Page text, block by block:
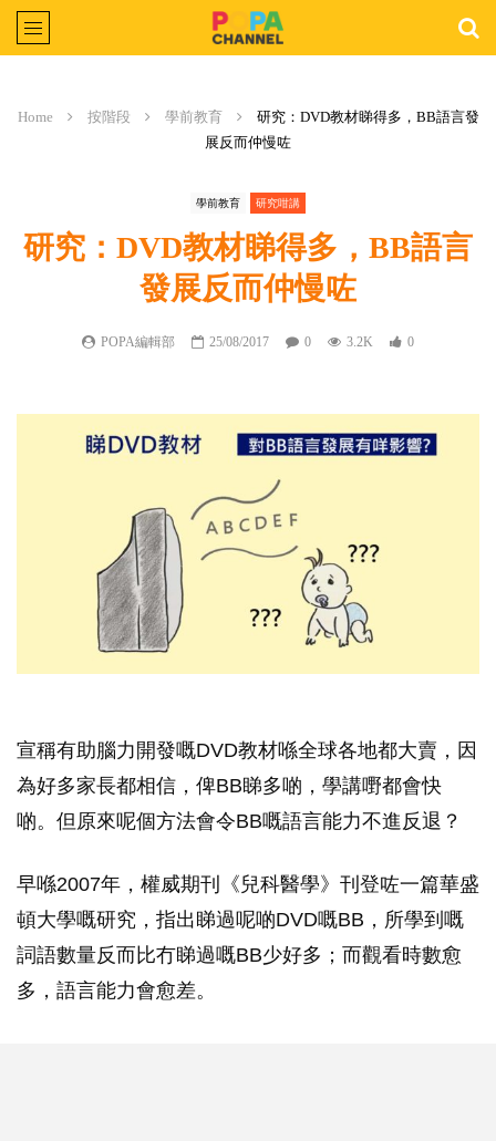
Home 按階段 學前教育
研究：DVD教材睇得多，BB語言發
展反而仲慢咗
學前教育 研究咁講
研究：DVD教材睇得多，BB語言
發展反而仲慢咗
POPA編輯部 25/08/2017 0 3.2K 0
宣稱有助腦力開發嘅DVD教材喺全球各地都大賣，因
為好多家長都相信，俾BB睇多啲，學講嘢都會快
啲。但原來呢個方法會令BB嘅語言能力不進反退？
早喺2007年，權威期刊《兒科醫學》刊登咗一篇華盛
頓大學嘅研究，指出睇過呢啲DVD嘅BB，所學到嘅
詞語數量反而比冇睇過嘅BB少好多；而觀看時數愈
多，語言能力會愈差。